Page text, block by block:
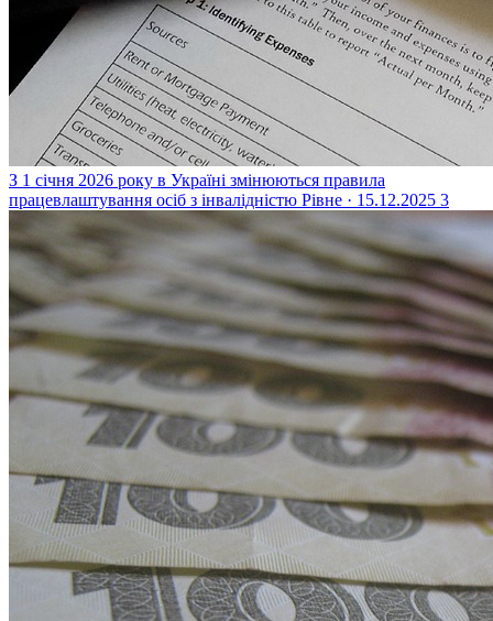
З 1 січня 2026 року в Україні змінюються правила
працевлаштування осіб з інвалідністю Рівне · 15.12.2025 3